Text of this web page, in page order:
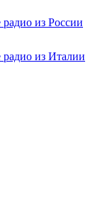
из России
радио из Италии